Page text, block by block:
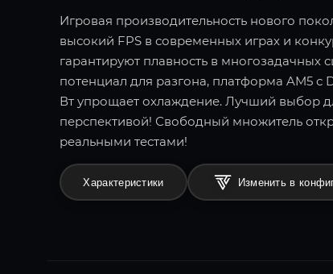
Игровая производительность нового
высокий FPS в современных играх и
гарантируют плавность в
потенциал для разгона, платформа AM5 с
Вт упрощает охлаждение. Лучший выбор
перспективой! Свободный множитель
реальными тестами!
Характеристики Изменить в